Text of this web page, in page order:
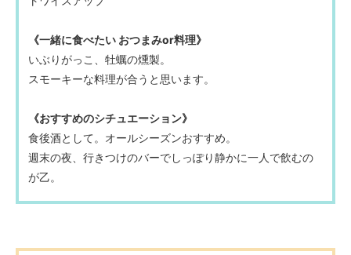
《一緒に食べたい おつまみor料理》
いぶりがっこ、牡蠣の燻製。
スモーキーな料理が合うと思います。
《おすすめのシチュエーション》
食後酒として。オールシーズンおすすめ。
週末の夜、行きつけのバーでしっぽり静かに一人で飲むの
が乙。